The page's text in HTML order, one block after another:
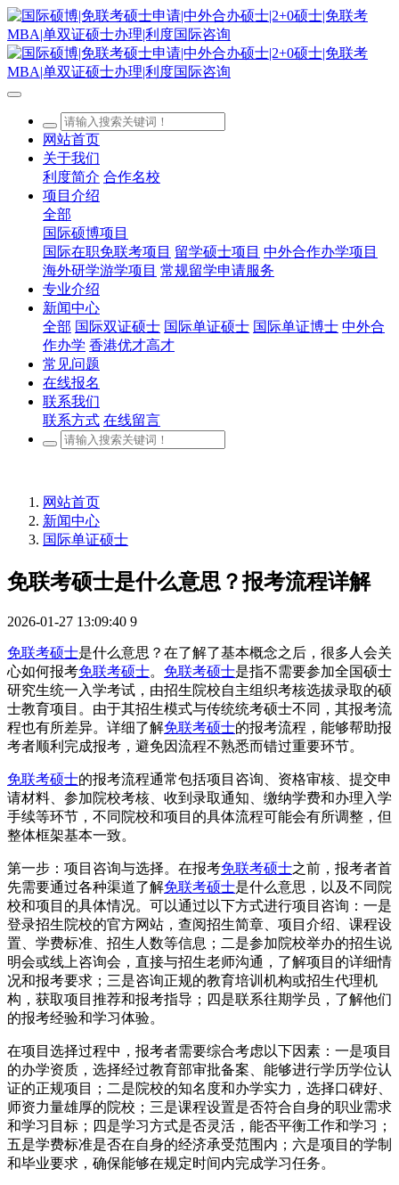
网站首页
关于我们
利度简介 合作名校
项目介绍
全部
国际硕博项目
国际在职免联考项目 留学硕士项目 中外合作办学项目
海外研学游学项目 常规留学申请服务
专业介绍
新闻中心
全部 国际双证硕士 国际单证硕士 国际单证博士 中外合
作办学 香港优才高才
常见问题
在线报名
联系我们
联系方式 在线留言
网站首页
新闻中心
国际单证硕士
免联考硕士是什么意思？报考流程详解
2026-01-27 13:09:40 9
免联考硕士是什么意思？在了解了基本概念之后，很多人会关
心如何报考免联考硕士。 免联考硕士是指不需要参加全国硕士
研究生统一入学考试，由招生院校自主组织考核选拔录取的硕
士教育项目。由于其招生模式与传统统考硕士不同，其报考流
程也有所差异。详细了解免联考硕士的报考流程，能够帮助报
考者顺利完成报考，避免因流程不熟悉而错过重要环节。
免联考硕士的报考流程通常包括项目咨询、资格审核、提交申
请材料、参加院校考核、收到录取通知、缴纳学费和办理入学
手续等环节，不同院校和项目的具体流程可能会有所调整，但
整体框架基本一致。
第一步：项目咨询与选择。在报考免联考硕士之前，报考者首
先需要通过各种渠道了解免联考硕士是什么意思，以及不同院
校和项目的具体情况。可以通过以下方式进行项目咨询：一是
登录招生院校的官方网站，查阅招生简章、项目介绍、课程设
置、学费标准、招生人数等信息；二是参加院校举办的招生说
明会或线上咨询会，直接与招生老师沟通，了解项目的详细情
况和报考要求；三是咨询正规的教育培训机构或招生代理机
构，获取项目推荐和报考指导；四是联系往期学员，了解他们
的报考经验和学习体验。
在项目选择过程中，报考者需要综合考虑以下因素：一是项目
的办学资质，选择经过教育部审批备案、能够进行学历学位认
证的正规项目；二是院校的知名度和办学实力，选择口碑好、
师资力量雄厚的院校；三是课程设置是否符合自身的职业需求
和学习目标；四是学习方式是否灵活，能否平衡工作和学习；
五是学费标准是否在自身的经济承受范围内；六是项目的学制
和毕业要求，确保能够在规定时间内完成学习任务。